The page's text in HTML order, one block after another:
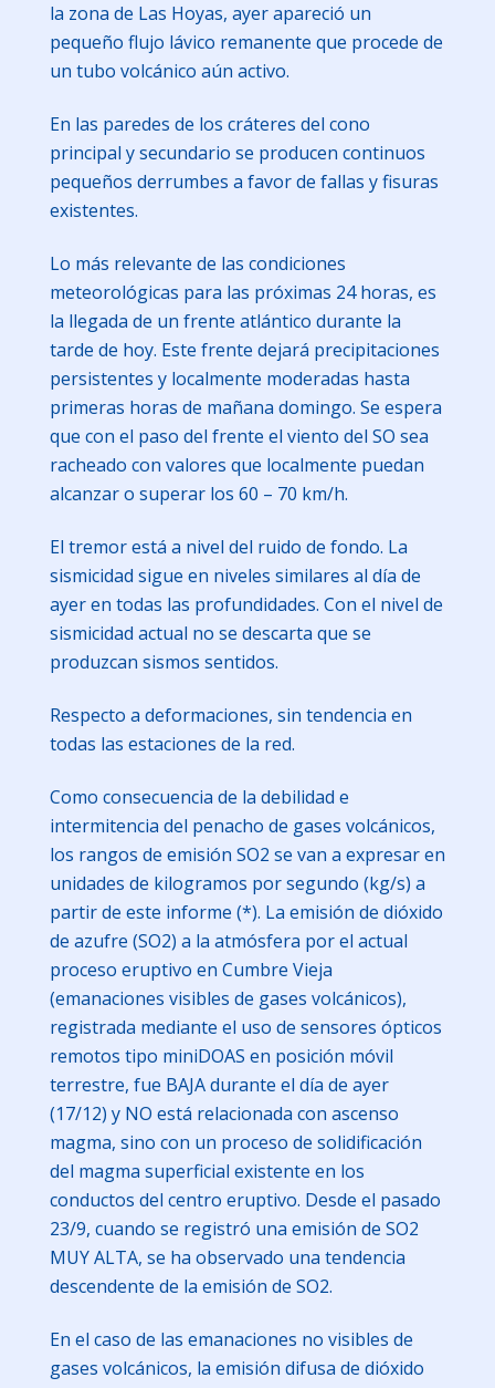
la zona de Las Hoyas, ayer apareció un
pequeño flujo lávico remanente que procede de
un tubo volcánico aún activo.
En las paredes de los cráteres del cono
principal y secundario se producen continuos
pequeños derrumbes a favor de fallas y fisuras
existentes.
Lo más relevante de las condiciones
meteorológicas para las próximas 24 horas, es
la llegada de un frente atlántico durante la
tarde de hoy. Este frente dejará precipitaciones
persistentes y localmente moderadas hasta
primeras horas de mañana domingo. Se espera
que con el paso del frente el viento del SO sea
racheado con valores que localmente puedan
alcanzar o superar los 60 – 70 km/h.
El tremor está a nivel del ruido de fondo. La
sismicidad sigue en niveles similares al día de
ayer en todas las profundidades. Con el nivel de
sismicidad actual no se descarta que se
produzcan sismos sentidos.
Respecto a deformaciones, sin tendencia en
todas las estaciones de la red.
Como consecuencia de la debilidad e
intermitencia del penacho de gases volcánicos,
los rangos de emisión SO2 se van a expresar en
unidades de kilogramos por segundo (kg/s) a
partir de este informe (*). La emisión de dióxido
de azufre (SO2) a la atmósfera por el actual
proceso eruptivo en Cumbre Vieja
(emanaciones visibles de gases volcánicos),
registrada mediante el uso de sensores ópticos
remotos tipo miniDOAS en posición móvil
terrestre, fue BAJA durante el día de ayer
(17/12) y NO está relacionada con ascenso
magma, sino con un proceso de solidificación
del magma superficial existente en los
conductos del centro eruptivo. Desde el pasado
23/9, cuando se registró una emisión de SO2
MUY ALTA, se ha observado una tendencia
descendente de la emisión de SO2.
En el caso de las emanaciones no visibles de
gases volcánicos, la emisión difusa de dióxido